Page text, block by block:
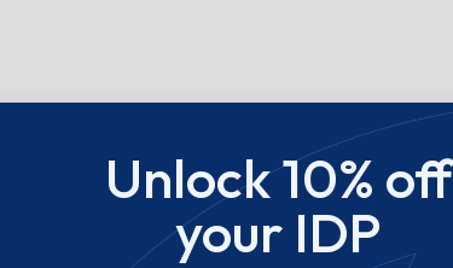
Unlock 10% off
your IDP